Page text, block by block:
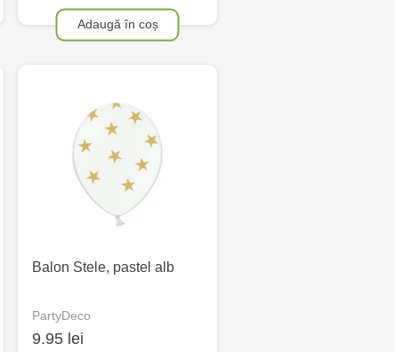
Adaugă în coș
Balon Stele, pastel alb
PartyDeco
9.95 lei